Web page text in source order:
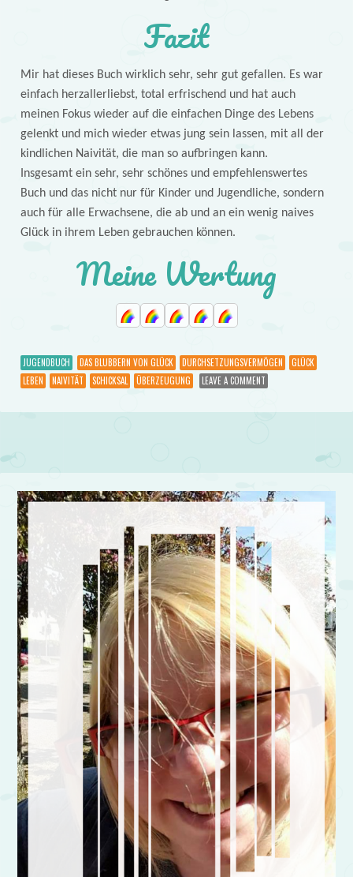
Fazit
Mir hat dieses Buch wirklich sehr, sehr gut gefallen. Es war
einfach herzallerliebst, total erfrischend und hat auch
meinen Fokus wieder auf die einfachen Dinge des Lebens
gelenkt und mich wieder etwas jung sein lassen, mit all der
kindlichen Naivität, die man so aufbringen kann.
Insgesamt ein sehr, sehr schönes und empfehlenswertes
Buch und das nicht nur für Kinder und Jugendliche, sondern
auch für alle Erwachsene, die ab und an ein wenig naives
Glück in ihrem Leben gebrauchen können.
Meine Wertung
JUGENDBUCH DAS BLUBBERN VON GLÜCK DURCHSETZUNGSVERMÖGEN
GLÜCK
LEBEN
NAIVITÄT SCHICKSAL ÜBERZEUGUNG LEAVE A COMMENT
Post navigation